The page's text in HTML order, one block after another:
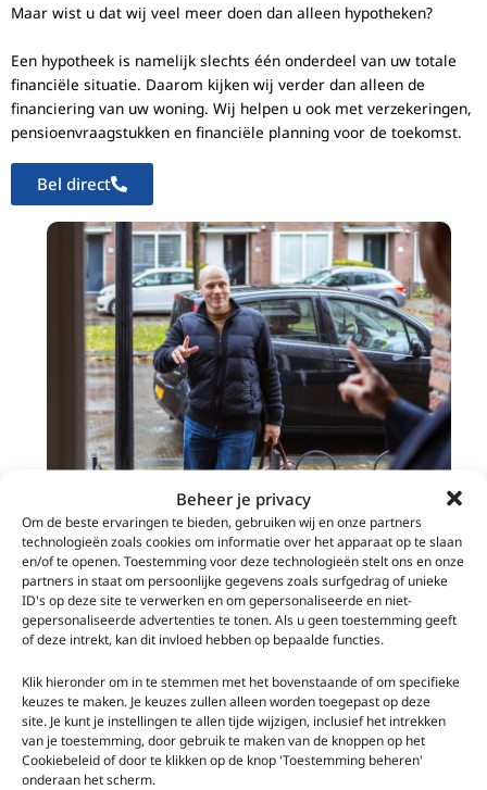
Beheer je privacy
Om de beste ervaringen te bieden, gebruiken wij en onze partners
technologieën zoals cookies om informatie over het apparaat op te slaan
en/of te openen. Toestemming voor deze technologieën stelt ons en onze
partners in staat om persoonlijke gegevens zoals surfgedrag of unieke
ID's op deze site te verwerken en om gepersonaliseerde en niet-
gepersonaliseerde advertenties te tonen. Als u geen toestemming geeft
of deze intrekt, kan dit invloed hebben op bepaalde functies.
Klik hieronder om in te stemmen met het bovenstaande of om specifieke
keuzes te maken. Je keuzes zullen alleen worden toegepast op deze
site. Je kunt je instellingen te allen tijde wijzigen, inclusief het intrekken
van je toestemming, door gebruik te maken van de knoppen op het
Cookiebeleid of door te klikken op de knop 'Toestemming beheren'
onderaan het scherm.
Maar wist u dat wij veel meer doen dan alleen hypotheken?
Een hypotheek is namelijk slechts één onderdeel van uw totale
financiële situatie. Daarom kijken wij verder dan alleen de
financiering van uw woning. Wij helpen u ook met verzekeringen,
pensioenvraagstukken en financiële planning voor de toekomst.
Bel direct
Financieel advies gaat verder dan uw
woning
Een huis kopen is vaak één van de grootste financiële
beslissingen in uw leven. Toch spelen er daarnaast nog veel
meer zaken die invloed hebben op uw financiële zekerheid.
Denk bijvoorbeeld aan vragen zoals:
Is mijn gezin financieel beschermd als mij iets overkomt?
Bouw ik voldoende pensioen op?
Ben ik goed verzekerd tegen onverwachte gebeurtenissen?